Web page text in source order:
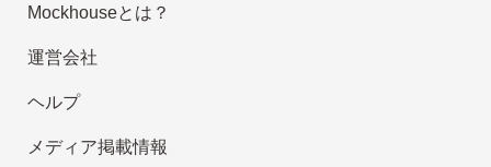
Mockhouseとは？
運営会社
ヘルプ
メディア掲載情報